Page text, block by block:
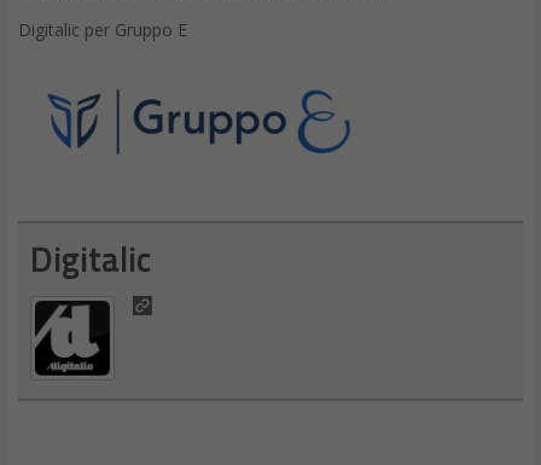
Digitalic per Gruppo E
Digitalic